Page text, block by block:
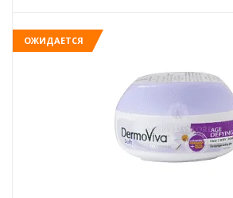
ОЖИДАЕТСЯ